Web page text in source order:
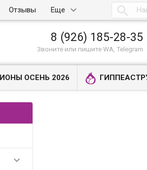
Отзывы Еще 
8 (926) 185-28-35
Звоните или пишите WA, Telegram
ОСЕНЬ 2026
